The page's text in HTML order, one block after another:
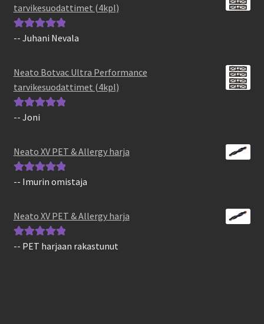
tarvikesuodattimet (4kpl)
Arvostelu
-- Juhani Nevala
Neato Botvac Ultra Performance
tarvikesuodattimet (4kpl)
Arvostelu
-- Joni
Neato XV PET & Allergy harja
Arvostelu
-- Imurin omistaja
Neato XV PET & Allergy harja
Arvostelu
-- PET harjaan rakastunut